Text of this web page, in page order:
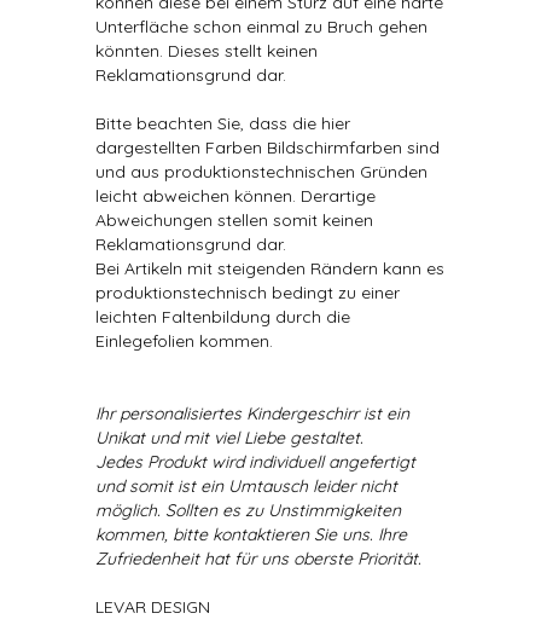
Unterfläche schon einmal zu Bruch gehen
könnten. Dieses stellt keinen
Reklamationsgrund dar.
Bitte beachten Sie, dass die hier
dargestellten Farben Bildschirmfarben sind
und aus produktionstechnischen Gründen
leicht abweichen können. Derartige
Abweichungen stellen somit keinen
Reklamationsgrund dar.
Bei Artikeln mit steigenden Rändern kann es
produktionstechnisch bedingt zu einer
leichten Faltenbildung durch die
Einlegefolien kommen.
Ihr personalisiertes Kindergeschirr ist ein
Unikat und mit viel Liebe gestaltet.
Jedes Produkt wird individuell angefertigt
und somit ist ein Umtausch leider nicht
möglich. Sollten es zu Unstimmigkeiten
kommen, bitte kontaktieren Sie uns. Ihre
Zufriedenheit hat für uns oberste Priorität.
LEVAR DESIGN